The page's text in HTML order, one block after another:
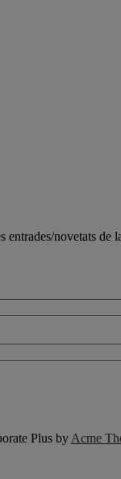
novetats de
Plus by Acme